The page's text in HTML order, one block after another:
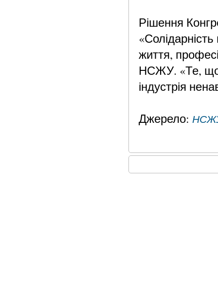
Рішення
життя,
НСЖУ. «Те, що
індустрія
Джерело: